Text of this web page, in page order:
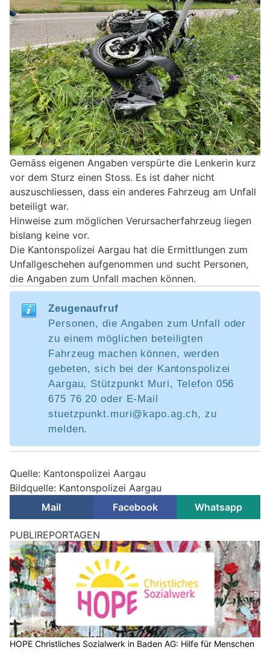
Gemäss eigenen Angaben verspürte die Lenkerin kurz
vor dem Sturz einen Stoss. Es ist daher nicht
auszuschliessen, dass ein anderes Fahrzeug am Unfall
beteiligt war.
Hinweise zum möglichen Verursacherfahrzeug liegen
bislang keine vor.
Die Kantonspolizei Aargau hat die Ermittlungen zum
Unfallgeschehen aufgenommen und sucht Personen,
die Angaben zum Unfall machen können.
Zeugenaufruf
Personen, die Angaben zum Unfall oder
zu einem möglichen beteiligten
Fahrzeug machen können, werden
gebeten, sich bei der Kantonspolizei
Aargau, Stützpunkt Muri, Telefon 056
675 76 20 oder E-Mail
stuetzpunkt.muri@kapo.ag.ch, zu
melden.
Quelle: Kantonspolizei Aargau
Bildquelle: Kantonspolizei Aargau
Mail
Facebook Whatsapp
Döttingen AG: Motorradfahrer kracht beim
Überholen frontal in abbiegenden Traktor